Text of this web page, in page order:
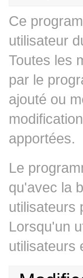
Ce
utilisateur
Toutes les
par le
ajouté ou
apportées.
Le
qu'avec la
utilisateurs
Lorsqu'un
utilisateurs